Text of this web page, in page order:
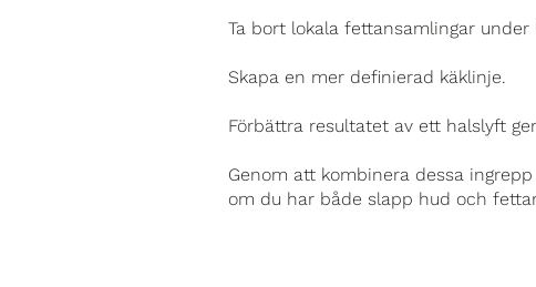
Ta bort lokala fettansamlingar under
Skapa en mer definierad käklinje.
Förbättra resultatet av ett halslyft
Genom att kombinera dessa
om du har både slapp hud och